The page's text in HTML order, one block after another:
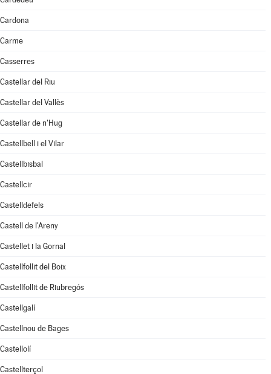
Cardona
Carme
Casserres
Castellar del Riu
Castellar del Vallès
Castellar de n'Hug
Castellbell i el Vilar
Castellbisbal
Castellcir
Castelldefels
Castell de l'Areny
Castellet i la Gornal
Castellfollit del Boix
Castellfollit de Riubregós
Castellgalí
Castellnou de Bages
Castellolí
Castellterçol